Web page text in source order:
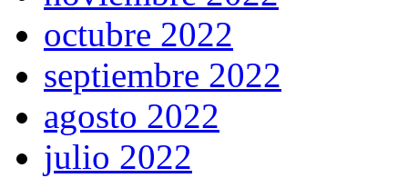
octubre 2022
septiembre 2022
agosto 2022
julio 2022